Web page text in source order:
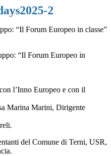
“Il Forum Europeo in classe”
“Il Forum Europeo in
l’Inno Europeo e con il
Marina Marini, Dirigente
del Comune di Terni, USR,